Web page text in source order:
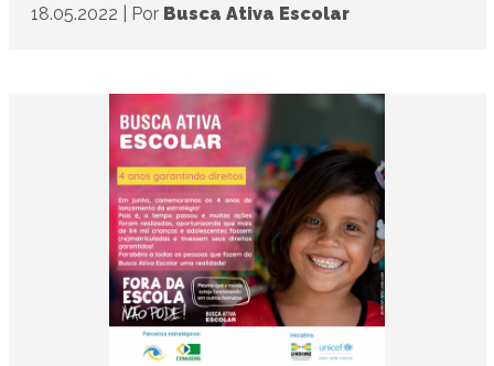
18.05.2022 Por Busca Ativa Escolar